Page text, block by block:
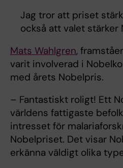
Jag tror att priset
också att valet stärker
Mats Wahlgren,
varit involverad i
med årets Nobelpris.
– Fantastiskt roligt! Ett
världens fattigaste
intresset för
Nobelpriset. Det visar
erkänna väldigt olika